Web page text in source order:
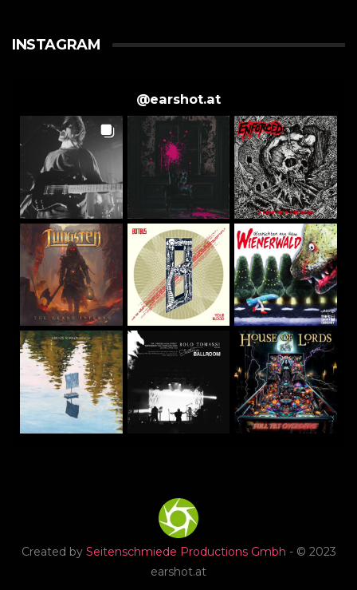
INSTAGRAM
@earshot.at
Created by Seitenschmiede Productions Gmbh - © 2023
earshot.at